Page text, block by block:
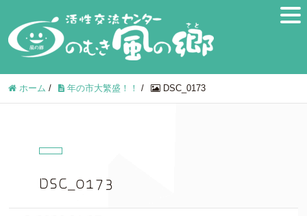
ホーム / 年の市大繁盛！！ / DSC_0173
DSC_0173